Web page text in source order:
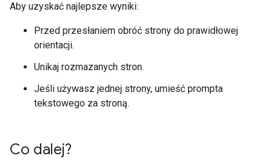
Aby uzyskać najlepsze wyniki:
Przed przesłaniem obróć strony do prawidłowej
orientacji.
Unikaj rozmazanych stron.
Jeśli używasz jednej strony, umieść prompta
tekstowego za stroną.
Co dalej?